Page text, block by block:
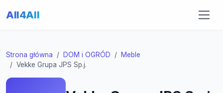
All4All
Strona główna DOM i OGRÓD
Meble
Vekke Grupa JPS Sp.j.